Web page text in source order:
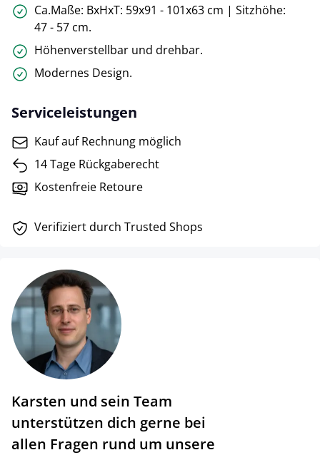
Ca.Maße: BxHxT: 59x91 - 101x63 cm | Sitzhöhe:
47 - 57 cm.
Höhenverstellbar und drehbar.
Modernes Design.
Serviceleistungen
Kauf auf Rechnung möglich
14 Tage Rückgaberecht
Kostenfreie Retoure
Verifiziert durch Trusted Shops
Karsten und sein Team
unterstützen dich gerne bei
allen Fragen rund um unsere